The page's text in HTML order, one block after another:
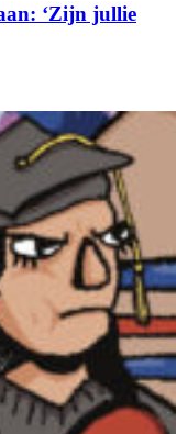
‘Zijn jullie